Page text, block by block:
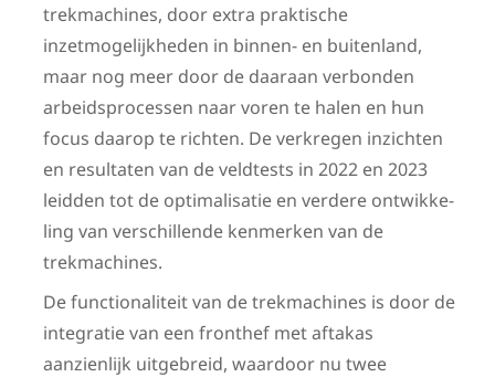
trekmachines, door extra praktische
inzetmogelijkheden in binnen- en buitenland,
maar nog meer door de daaraan verbonden
arbeidsprocessen naar voren te halen en hun
focus daarop te richten. De verkregen inzichten
en resultaten van de veldtests in 2022 en 2023
leidden tot de optimalisatie en verdere ontwikke­
ling van verschillende kenmerken van de
trekmachines.
De functionaliteit van de trekmachines is door de
integratie van een fronthef met aftakas
aanzienlijk uitgebreid, waardoor nu twee